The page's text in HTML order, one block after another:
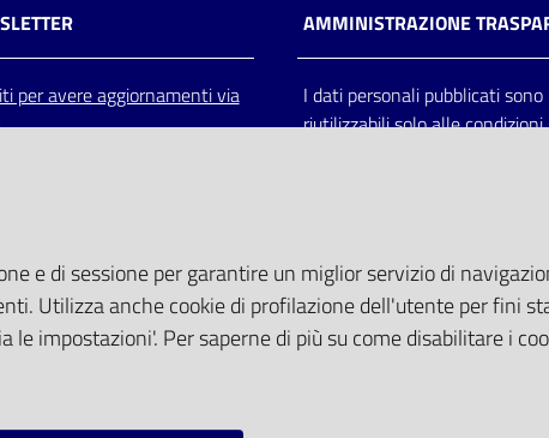
per avere aggiornamenti via
AMMINISTRAZIONE
I dati personali pubblicati sono
riutilizzabili solo alle condizioni
e di sessione per garantire un miglior servizio di
Utilizza anche cookie di profilazione dell'utente per fini
le impostazioni'. Per saperne di più su come disabilitare i